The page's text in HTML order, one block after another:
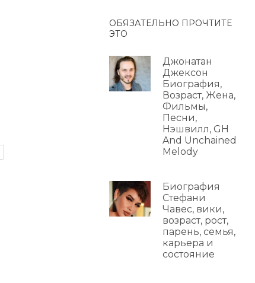
ОБЯЗАТЕЛЬНО ПРОЧТИТЕ
ЭТО
Джонатан
Джексон
Биография,
Возраст, Жена,
Фильмы,
Песни,
Нэшвилл, GH
And Unchained
Melody
Биография
Стефани
Чавес, вики,
возраст, рост,
парень, семья,
карьера и
состояние